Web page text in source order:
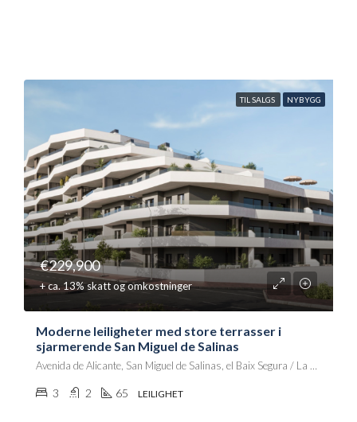
TIL SALGS NYBYGG
€229,900
+ ca. 13% skatt og omkostninger
Moderne leiligheter med store terrasser i
sjarmerende San Miguel de Salinas
Avenida de Alicante, San Miguel de Salinas, el Baix Segura / La Vega Baja, Alacant / Alicante, Comunitat Valenciana, 03192, España
3 2 65 LEILIGHET